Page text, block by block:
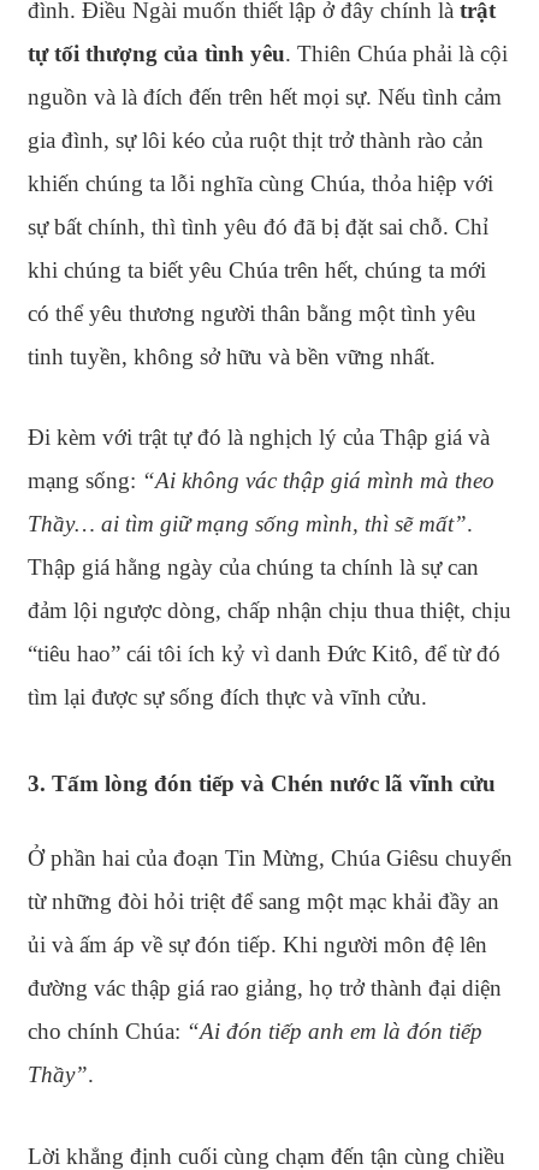
đình. Điều Ngài muốn thiết lập ở đây chính là trật
tự tối thượng của tình yêu. Thiên Chúa phải là cội
nguồn và là đích đến trên hết mọi sự. Nếu tình cảm
gia đình, sự lôi kéo của ruột thịt trở thành rào cản
khiến chúng ta lỗi nghĩa cùng Chúa, thỏa hiệp với
sự bất chính, thì tình yêu đó đã bị đặt sai chỗ. Chỉ
khi chúng ta biết yêu Chúa trên hết, chúng ta mới
có thể yêu thương người thân bằng một tình yêu
tinh tuyền, không sở hữu và bền vững nhất.
Đi kèm với trật tự đó là nghịch lý của Thập giá và
mạng sống: “Ai không vác thập giá mình mà theo
Thầy… ai tìm giữ mạng sống mình, thì sẽ mất”.
Thập giá hằng ngày của chúng ta chính là sự can
đảm lội ngược dòng, chấp nhận chịu thua thiệt, chịu
“tiêu hao” cái tôi ích kỷ vì danh Đức Kitô, để từ đó
tìm lại được sự sống đích thực và vĩnh cửu.
3. Tấm lòng đón tiếp và Chén nước lã vĩnh cửu
Ở phần hai của đoạn Tin Mừng, Chúa Giêsu chuyển
từ những đòi hỏi triệt để sang một mạc khải đầy an
ủi và ấm áp về sự đón tiếp. Khi người môn đệ lên
đường vác thập giá rao giảng, họ trở thành đại diện
cho chính Chúa: “Ai đón tiếp anh em là đón tiếp
Thầy”.
Lời khẳng định cuối cùng chạm đến tận cùng chiều